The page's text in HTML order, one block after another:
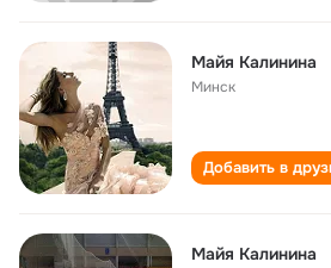
Майя Калинина
Минск
Добавить в
Майя Калинина